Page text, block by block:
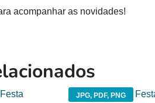
acompanhar as novidades!
JPG, PDF, PNG